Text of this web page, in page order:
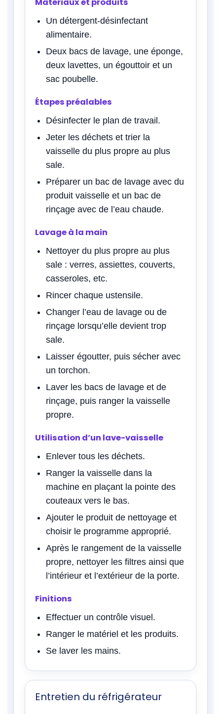
Un détergent-désinfectant
alimentaire.
Deux bacs de lavage, une éponge,
deux lavettes, un égouttoir et un
sac poubelle.
Étapes préalables
Désinfecter le plan de travail.
Jeter les déchets et trier la
vaisselle du plus propre au plus
sale.
Préparer un bac de lavage avec du
produit vaisselle et un bac de
rinçage avec de l’eau chaude.
Lavage à la main
Nettoyer du plus propre au plus
sale : verres, assiettes, couverts,
casseroles, etc.
Rincer chaque ustensile.
Changer l’eau de lavage ou de
rinçage lorsqu’elle devient trop
sale.
Laisser égoutter, puis sécher avec
un torchon.
Laver les bacs de lavage et de
rinçage, puis ranger la vaisselle
propre.
Utilisation d’un lave-vaisselle
Enlever tous les déchets.
Ranger la vaisselle dans la
machine en plaçant la pointe des
couteaux vers le bas.
Ajouter le produit de nettoyage et
choisir le programme approprié.
Après le rangement de la vaisselle
propre, nettoyer les filtres ainsi que
l’intérieur et l’extérieur de la porte.
Finitions
Effectuer un contrôle visuel.
Ranger le matériel et les produits.
Se laver les mains.
Entretien du réfrigérateur